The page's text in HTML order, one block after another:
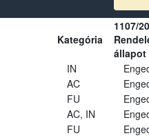
Kategória
1107/
állapot
IN
AC
FU
AC, IN
FU